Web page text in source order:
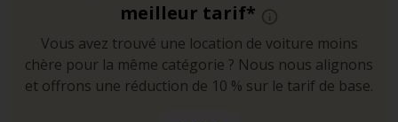
meilleur tarif*
Vous avez trouvé une location de voiture moins
chère pour la même catégorie ? Nous nous alignons
et offrons une réduction de 10 % sur le tarif de base.